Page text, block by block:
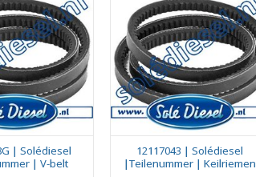
| Solédiesel
| V-belt
12117043 | Solédiesel
|Teilenummer | Keilriemen